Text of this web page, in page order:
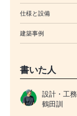
仕様と設備
建築事例
書いた人
設計・工務
鶴田訓